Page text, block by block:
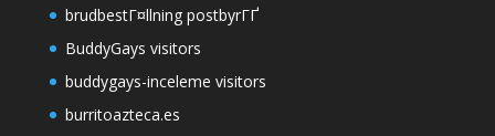
brudbestГ¤llning postbyrГҐ
BuddyGays visitors
buddygays-inceleme visitors
burritoazteca.es